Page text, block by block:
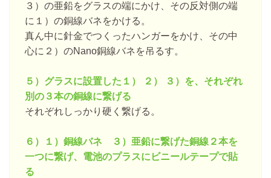
３）の亜鉛をグラスの端にかけ、その反対側の端
に１）の銅線バネをかける。
真ん中に針金でつくったハンガーをかけ、その中
心に２）のNano銅線バネを吊るす。
５）グラスに設置した１） ２） ３）を、それぞれ
別の３本の銅線に繋げる
それぞれしっかり硬く繋げる。
６）１）銅線バネ ３）亜鉛に繋げた銅線２本を
一つに繋げ、電池のプラスにビニールテープで貼
る